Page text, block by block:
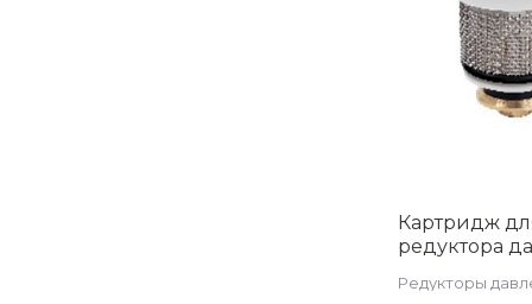
Картридж
редуктора
Редукторы